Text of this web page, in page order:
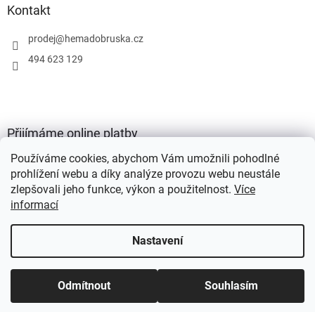
Používáme cookies, abychom Vám umožnili pohodlné
prohlížení webu a díky analýze provozu webu neustále
zlepšovali jeho funkce, výkon a použitelnost. Více
informací
Nastavení
Odmítnout Souhlasím
Kontakt
prodej@hemadobruska.cz
494 623 129
Přijímáme online platby
HEMA Dobruška s.r.o.
Upravit nastavení cookies